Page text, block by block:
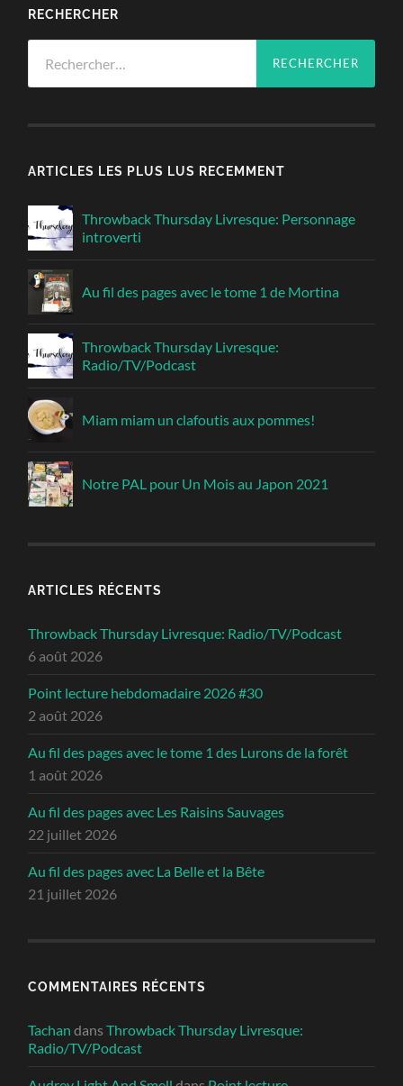
RECHERCHER
ARTICLES LES PLUS LUS RECEMMENT
Throwback Thursday Livresque: Personnage
introverti
Au fil des pages avec le tome 1 de Mortina
Throwback Thursday Livresque:
Radio/TV/Podcast
Miam miam un clafoutis aux pommes!
Notre PAL pour Un Mois au Japon 2021
ARTICLES RÉCENTS
Throwback Thursday Livresque: Radio/TV/Podcast
6 août 2026
Point lecture hebdomadaire 2026 #30
2 août 2026
Au fil des pages avec le tome 1 des Lurons de la forêt
1 août 2026
Au fil des pages avec Les Raisins Sauvages
22 juillet 2026
Au fil des pages avec La Belle et la Bête
21 juillet 2026
COMMENTAIRES RÉCENTS
Tachan dansThrowback Thursday Livresque:
Radio/TV/Podcast